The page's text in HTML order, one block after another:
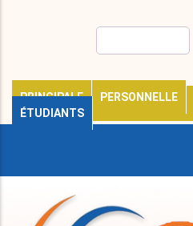
PRINCIPALE
PERSONNELLE
ÉTUDIANTS